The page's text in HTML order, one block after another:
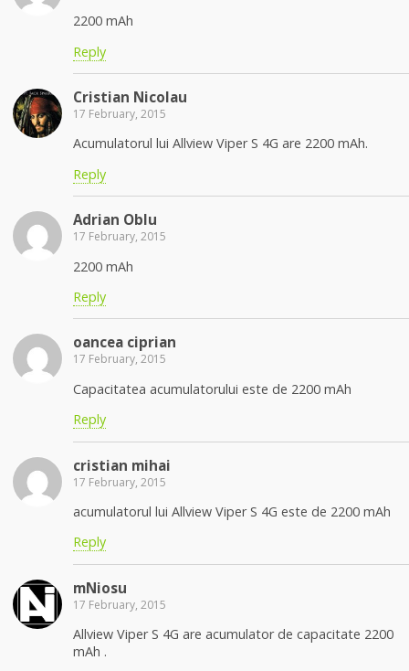
2200 mAh
Reply
Cristian Nicolau
17 February, 2015
Acumulatorul lui Allview Viper S 4G are 2200 mAh.
Reply
Adrian Oblu
17 February, 2015
2200 mAh
Reply
oancea ciprian
17 February, 2015
Capacitatea acumulatorului este de 2200 mAh
Reply
cristian mihai
17 February, 2015
acumulatorul lui Allview Viper S 4G este de 2200 mAh
Reply
mNiosu
17 February, 2015
Allview Viper S 4G are acumulator de capacitate 2200
mAh .